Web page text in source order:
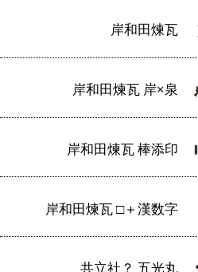
岸和田煉瓦
岸和田煉瓦 岸×泉
岸和田煉瓦 棒添印
岸和田煉瓦 □＋漢数字
共立社？ 五光丸